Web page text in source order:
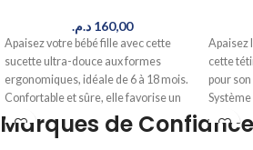
160,00 د.م.
Apaisez votre bébé fille avec cette
sucette ultra-douce aux formes
ergonomiques, idéale de 6 à 18 mois.
Confortable et sûre, elle favorise un
développement naturel. Livré en 24-
48h au Maroc.
Apaisez
cette
pour
repas
Maroc.
Marques de Confiance